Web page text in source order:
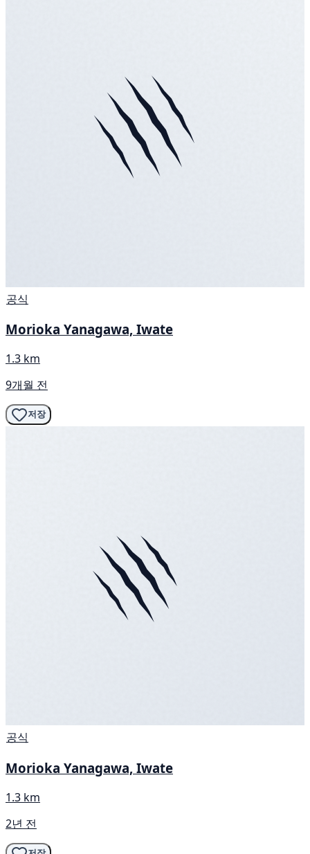
공식
Morioka Yanagawa, Iwate
1.3 km
9개월 전
저장
공식
Morioka Yanagawa, Iwate
1.3 km
2년 전